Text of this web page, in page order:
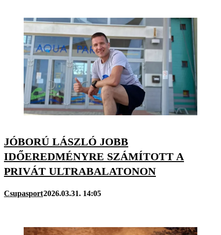
JÓBORÚ LÁSZLÓ JOBB
IDŐEREDMÉNYRE SZÁMÍTOTT A
PRIVÁT ULTRABALATONON
Csupasport2026.03.31. 14:05